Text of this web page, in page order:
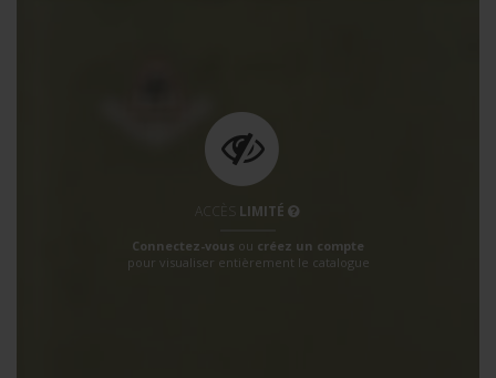
ACCÈS LIMITÉ
Connectez-vous ou créez un compte
pour visualiser entièrement le catalogue